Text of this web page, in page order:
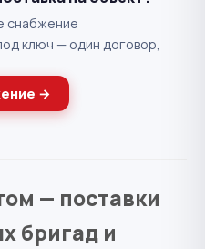
снабжение
ключ — один договор,
→
— поставки
бригад и